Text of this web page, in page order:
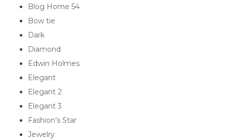
Blog Home 54
Bow tie
Dark
Diamond
Edwin Holmes
Elegant
Elegant 2
Elegant 3
Fashion’s Star
Jewelry